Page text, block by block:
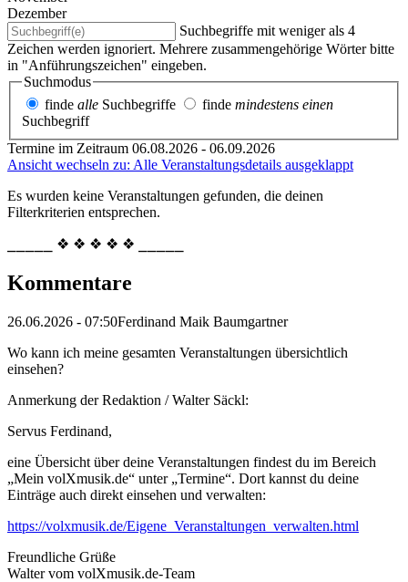
Dezember
Suchbegriffe mit weniger als 4
Zeichen werden ignoriert. Mehrere zusammengehörige Wörter bitte
in "Anführungszeichen" eingeben.
Suchmodus
finde alle Suchbegriffe finde mindestens einen
Suchbegriff
Termine im Zeitraum 06.08.2026 - 06.09.2026
Ansicht wechseln zu: Alle Veranstaltungsdetails ausgeklappt
Es wurden keine Veranstaltungen gefunden, die deinen
Filterkriterien entsprechen.
⎯⎯⎯⎯⎯ ❖ ❖ ❖ ❖ ❖ ⎯⎯⎯⎯⎯
Kommentare
26.06.2026 - 07:50Ferdinand Maik Baumgartner
Wo kann ich meine gesamten Veranstaltungen übersichtlich
einsehen?
Anmerkung der Redaktion /Walter Säckl:
Servus Ferdinand,
eine Übersicht über deine Veranstaltungen findest du im Bereich
„Mein volXmusik.de“ unter „Termine“. Dort kannst du deine
Einträge auch direkt einsehen und verwalten:
https://volxmusik.de/Eigene_Veranstaltungen_verwalten.html
Freundliche Grüße
Walter vom volXmusik.de-Team